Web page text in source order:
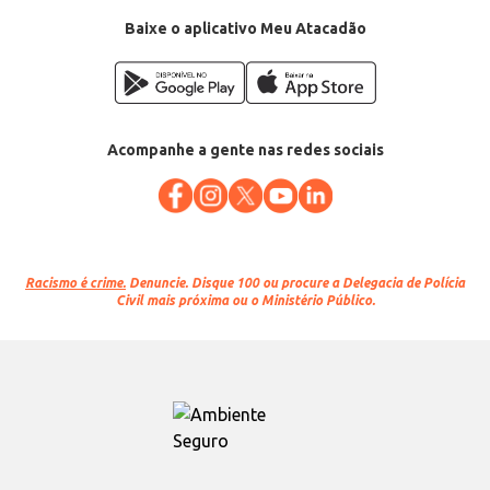
EAN: 7899567238246Baixe o aplicativo Meu Atacadão
Acompanhe a gente nas redes sociais
Racismo é crime. Denuncie. Disque 100 ou procure a Delegacia de Polícia
Civil mais próxima ou o Ministério Público.